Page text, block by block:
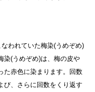
われていた梅染(うめぞめ)
染(うめぞめ)は、梅の皮や
た赤色に染まります。回数
び、さらに回数をくり返す